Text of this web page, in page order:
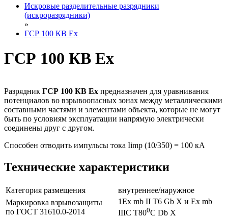
Искровые разделительные разрядники
(искроразрядники)
»
ГСР 100 КВ Ex
ГСР 100 КВ Ex
Разрядник ГСР 100 КВ Ex предназначен для уравнивания
потенциалов во взрывоопасных зонах между металлическими
составными частями и элементами объекта, которые не могут
быть по условиям эксплуатации напрямую электрически
соединены друг с другом.
Способен отводить импульсы тока Iimp (10/350) = 100 кА
Технические характеристики
Категория размещения
внутреннее/наружное
Маркировка взрывозащиты
по ГОСТ 31610.0-2014
1Ex mb II T6 Gb X и Ex mb
IIIC T800C Db X